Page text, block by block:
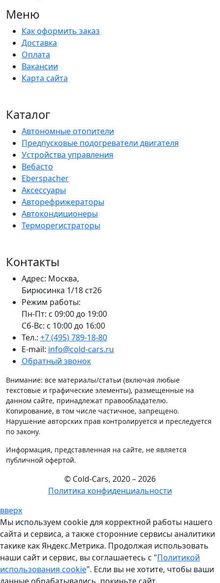
Меню
Как оформить заказ
Доставка
Оплата
Вакансии
Карта сайта
Каталог
Автономные отопители
Предпусковые подогреватели двигателя
Устройства управления
Вебасто
Eberspacher
Аксессуары
Авторефрижераторы
Автокондиционеры
Терморегистраторы
Контакты
Адрес: Москва,
Бирюсинка 1/18 ст26 ​
Режим работы:
Пн-Пт: с 09:00 до 19:00
Сб-Вс: с 10:00 до 16:00
Тел.: +7 (495) 789-18-80
E-mail: info@cold-cars.ru
Обратный звонок
Внимание: все материалы/статьи (включая любые
текстовые и графические элементы), размещенные на
данном сайте, принадлежат правообладателю.
Копирование, в том числе частичное, запрещено.
Нарушение авторских прав контролируется и преследуется
по закону.
Информация, представленная на сайте, не является
публичной офертой.
© Cold-Cars, 2020 – 2026
Политика конфиденциальности
вверх
Мы используем cookie для корректной работы нашего
сайта и сервиса, а также сторонние сервисы аналитики
такике как Яндекс.Метрика. Продолжая использовать
наши сайт и сервис, вы соглашаетесь с "Политикой
использования cookie". Если вы не хотите, чтобы ваши